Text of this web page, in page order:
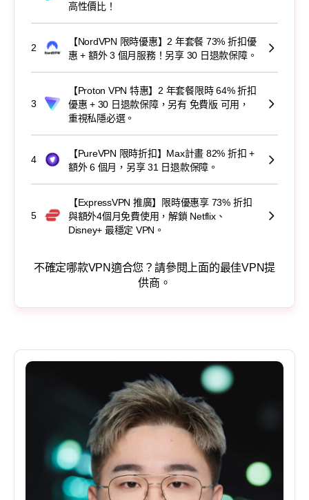
高性價比！
2
【NordVPN 限時優惠】2 年套餐 73% 折扣優
惠 + 額外 3 個月服務！另享 30 日退款保障。
3
【Proton VPN 特惠】2 年套餐限時 64% 折扣
優惠 + 30 日退款保障，另有 免費版 可用，
重視私隱必選。
4
【PureVPN 限時折扣】Max計畫 82% 折扣 +
額外 6 個月，另享 31 日退款保障。
5
【ExpressVPN 推廣】限時優惠享 73% 折扣
與額外4個月免費使用，解鎖 Netflix、
Disney+ 最穩定 VPN。
不確定哪款VPN適合您？請參閱上面的最佳VPN提
供商。